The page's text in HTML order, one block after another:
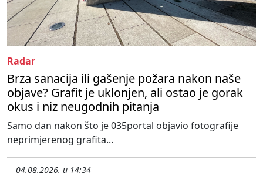
Radar
Brza sanacija ili gašenje požara nakon naše
objave? Grafit je uklonjen, ali ostao je gorak
okus i niz neugodnih pitanja
Samo dan nakon što je 035portal objavio fotografije
neprimjerenog grafita...
04.08.2026. u 14:34